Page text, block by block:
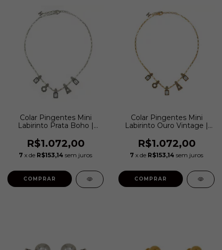
Colar Pingentes Mini
Labirinto Prata Boho |
R$1.072,00
7 x de R$153,14 sem juros
Colar Pingentes Mini
Labirinto Ouro Vintage |
R$1.072,00
7 x de R$153,14 sem juros